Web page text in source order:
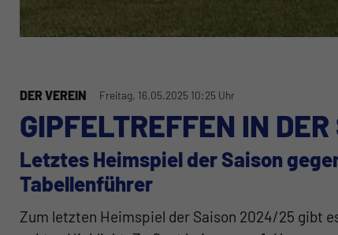
DER VEREIN Freitag, 16.05.2025 10:25 Uhr
GIPFELTREFFEN IN
Letztes Heimspiel der Saison
Tabellenführer
Zum letzten Heimspiel der Saison 2024/25 gibt